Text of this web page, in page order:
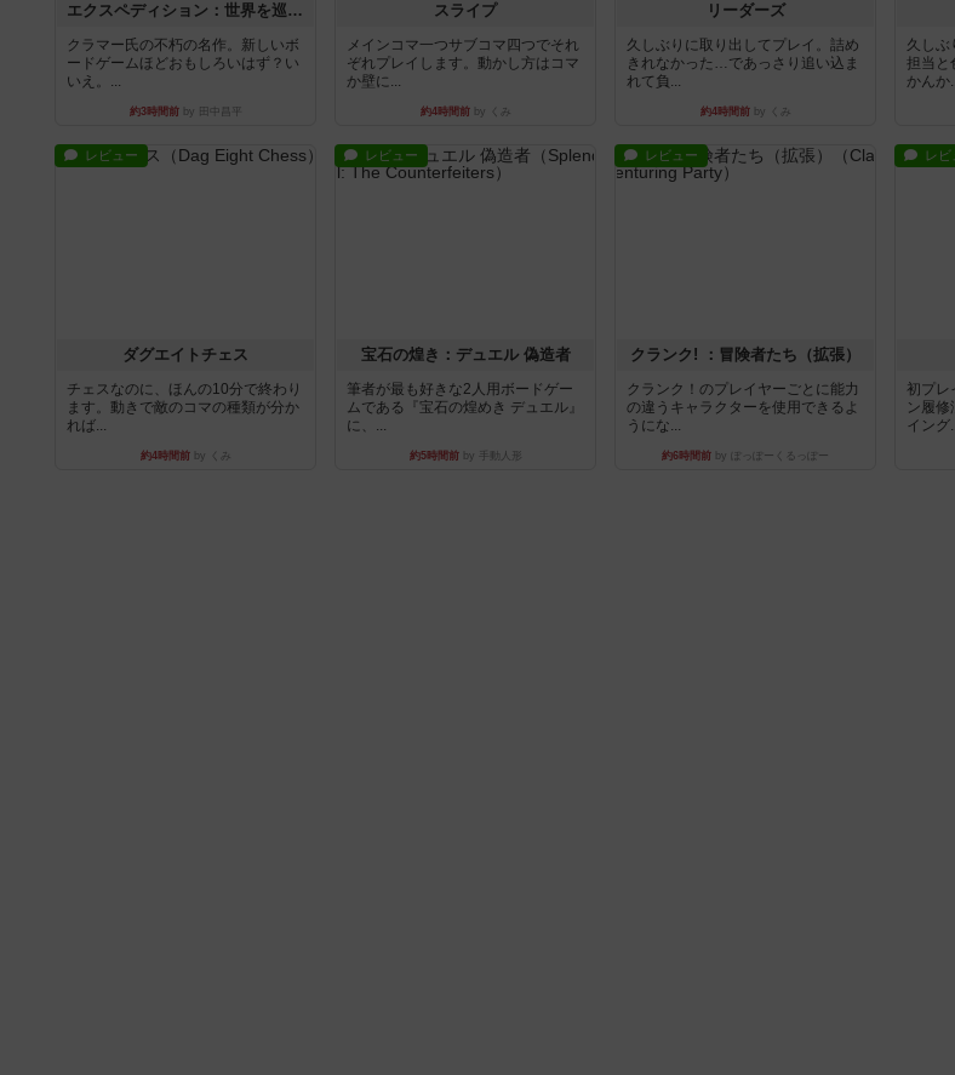
エクスペディション：世界を巡る冒険
クラマー氏の不朽の名作。新しいボ
ードゲームほどおもしろいはず？い
いえ。...
約3時間前by 田中昌平
スライプ
メインコマ一つサブコマ四つでそれ
ぞれプレイします。動かし方はコマ
か壁に...
約4時間前by くみ
リーダーズ
久しぶりに取り出してプレイ。詰め
きれなかった…であっさり追い込ま
れて負...
約4時間前by くみ
久しぶ
担当と
かんか
レビュー
ダグエイトチェス
チェスなのに、ほんの10分で終わり
ます。動きで敵のコマの種類が分か
れば...
約4時間前by くみ
レビュー
宝石の煌き：デュエル 偽造者
筆者が最も好きな2人用ボードゲー
ムである『宝石の煌めき デュエル』
に、...
約5時間前by 手動人形
レビュー
クランク! ：冒険者たち（拡張）
クランク！のプレイヤーごとに能力
の違うキャラクターを使用できるよ
うにな...
約6時間前 by ぽっぽーくるっぽー
レビ
初プレ
ン履修
イング